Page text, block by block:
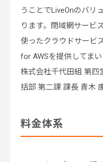
うことでLiveOnのバリ
ります。閉域網サービ
使ったクラウドサービ
for AWSを提供してまい
株式会社千代田組 第四
括部 第二課 課長 青木
料金体系